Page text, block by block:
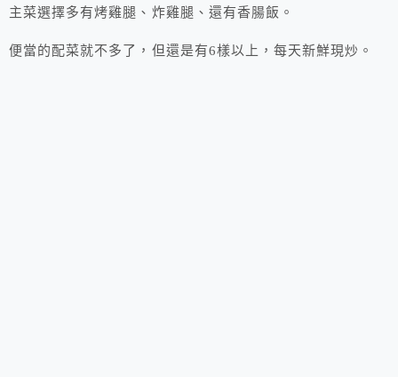
主菜選擇多有烤雞腿、炸雞腿、還有香腸飯。
便當的配菜就不多了，但還是有6樣以上，每天新鮮現炒。